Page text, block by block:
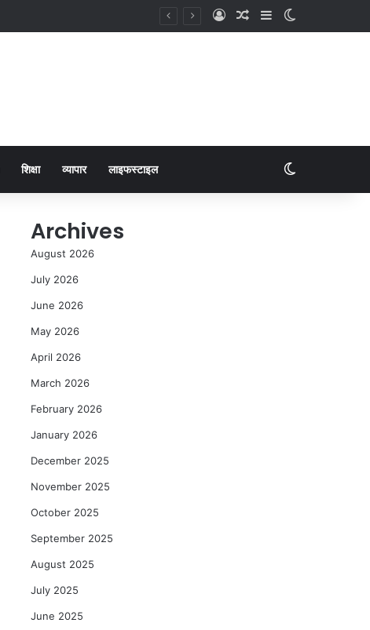
शिक्षा व्यापार लाइफस्टाइल
Archives
August 2026
July 2026
June 2026
May 2026
April 2026
March 2026
February 2026
January 2026
December 2025
November 2025
October 2025
September 2025
August 2025
July 2025
June 2025